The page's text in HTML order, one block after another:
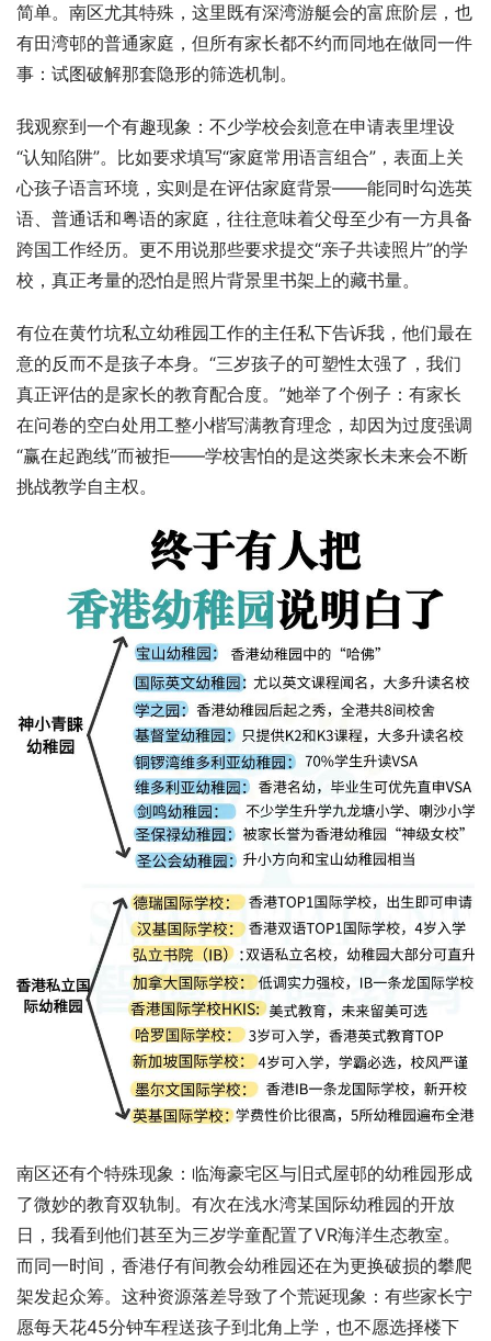
简单。南区尤其特殊，这里既有深湾游艇会的富庶阶层，也
有田湾邨的普通家庭，但所有家长都不约而同地在做同一件
事：试图破解那套隐形的筛选机制。
我观察到一个有趣现象：不少学校会刻意在申请表里埋设
“认知陷阱”。比如要求填写“家庭常用语言组合”，表面上关
心孩子语言环境，实则是在评估家庭背景——能同时勾选英
语、普通话和粤语的家庭，往往意味着父母至少有一方具备
跨国工作经历。更不用说那些要求提交“亲子共读照片”的学
校，真正考量的恐怕是照片背景里书架上的藏书量。
有位在黄竹坑私立幼稚园工作的主任私下告诉我，他们最在
意的反而不是孩子本身。“三岁孩子的可塑性太强了，我们
真正评估的是家长的教育配合度。”她举了个例子：有家长
在问卷的空白处用工整小楷写满教育理念，却因为过度强调
“赢在起跑线”而被拒——学校害怕的是这类家长未来会不断
挑战教学自主权。
南区还有个特殊现象：临海豪宅区与旧式屋邨的幼稚园形成
了微妙的教育双轨制。有次在浅水湾某国际幼稚园的开放
日，我看到他们甚至为三岁学童配置了VR海洋生态教室。
而同一时间，香港仔有间教会幼稚园还在为更换破损的攀爬
架发起众筹。这种资源落差导致了个荒诞现象：有些家长宁
愿每天花45分钟车程送孩子到北角上学，也不愿选择楼下